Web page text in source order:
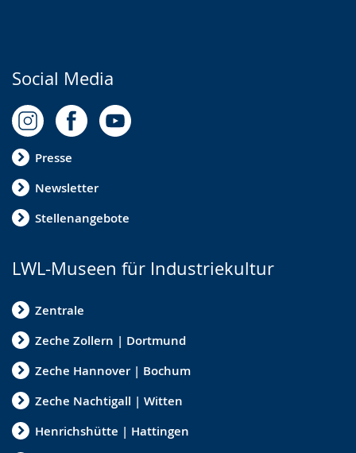
Social Media
Presse
Newsletter
Stellenangebote
LWL-Museen für Industriekultur
Zentrale
Zeche Zollern | Dortmund
Zeche Hannover | Bochum
Zeche Nachtigall | Witten
Henrichshütte | Hattingen